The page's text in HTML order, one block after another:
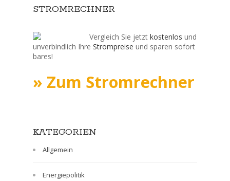
STROMRECHNER
Vergleich Sie jetzt kostenlos und
unverbindlich Ihre Strompreise und sparen sofort
bares!
» Zum Stromrechner
KATEGORIEN
Allgemein
Energiepolitik